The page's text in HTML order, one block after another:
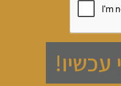
עכשיו!